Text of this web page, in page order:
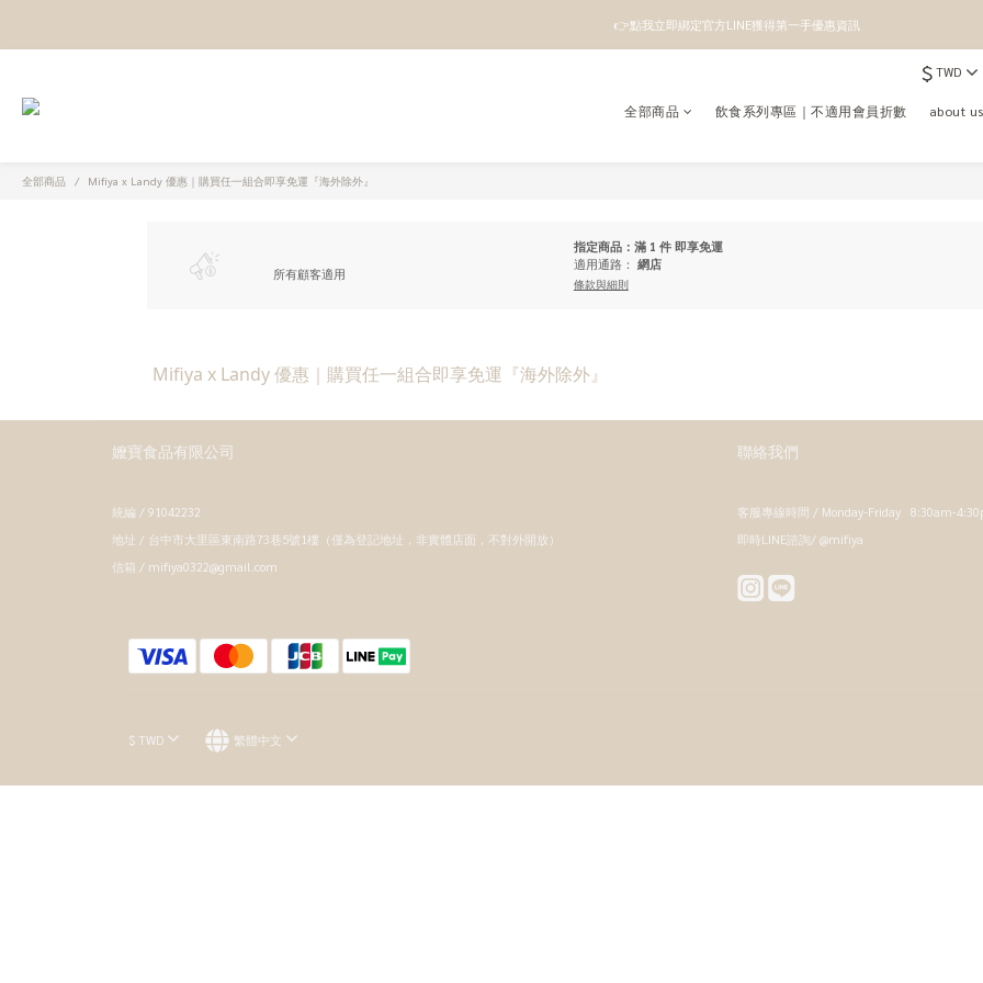
👉點我立即綁定官方LINE獲得第一手優惠資訊
👉點我立即綁定官方LINE獲得第一手優惠資訊
👉點我立即綁定官方LINE獲得第一手優惠資訊
$ TWD
全部商品 飲食系列專區｜不適用會員折數 about
全部商品 Mifiya x Landy 優惠｜購買任一組合即享免運『海外除外』
所有顧客適用
指定商品：滿 1 件 即享免運
適用通路： 網店
條款與細則
Mifiya x Landy 優惠｜購買任一組合即享免運『海外除外』
嬤寶食品有限公司
統編 / 91042232
地址 / 台中市大里區東南路73巷5號1樓（僅為登記地址，非實體店面，不對外開放）
信箱 / mifiya0322@gmail.com
聯絡我們
客服專線時間 / Monday-Friday 8:30am-
即時LINE諮詢/ @mifiya
$ TWD 繁體中文